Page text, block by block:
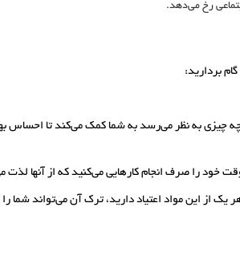
رخ می‌دهد.
بردارید:
به نظر می‌رسد به شما کمک می‌کند تا احساس
خود را صرف انجام کارهایی می‌کنید که از آنها لذت
از این مواد اعتیاد دارید، ترک آن می‌تواند شما